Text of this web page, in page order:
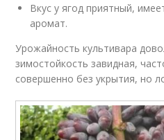
Вкус у ягод приятный,
аромат.
Урожайность культивара
зимостойкость завидная,
совершенно без укрытия, но